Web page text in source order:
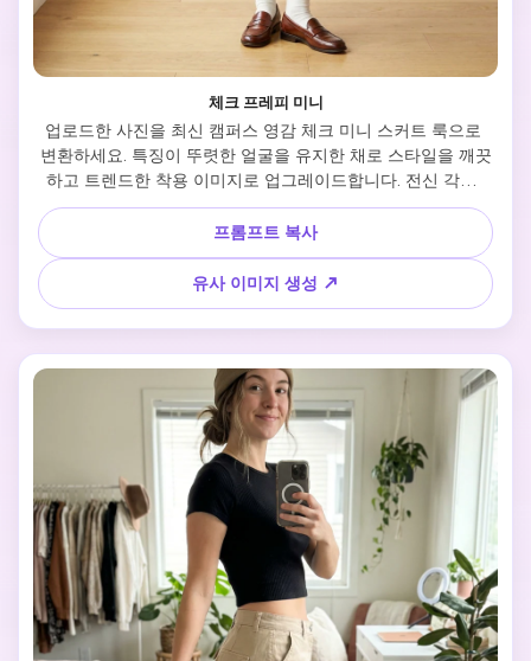
체크 프레피 미니
업로드한 사진을 최신 캠퍼스 영감 체크 미니 스커트 룩으로
변환하세요. 특징이 뚜렷한 얼굴을 유지한 채로 스타일을 깨끗
하고 트렌드한 착용 이미지로 업그레이드합니다. 전신 각도,
플리츠 또는 테일러드 체크 질감, 핏된 니트 또는 블라우스, 로
퍼나 니삭스, 자연스러운 조명, 깔끔한 뉴트럴 배경. 프레피 구
조와 SNS 감성이 섞인 젊고 에디토리얼 분위기로 만듭니다.
프롬프트 복사
유사 이미지 생성 ↗